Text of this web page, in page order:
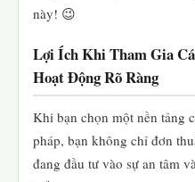
này! 😉
Lợi Ích Khi Tham Gia
Hoạt Động Rõ Ràng
Khi bạn chọn một nền tảng
pháp, bạn không chỉ đơn
đang đầu tư vào sự an tâm